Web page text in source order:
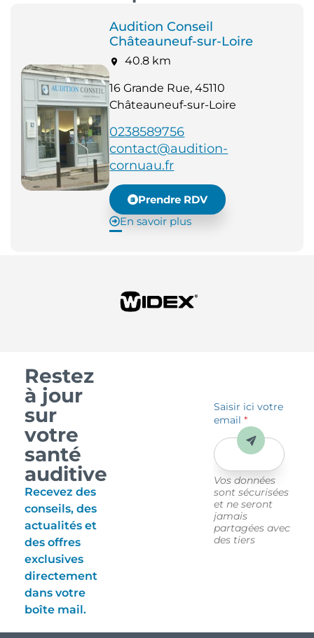
Audition Conseil
Châteauneuf-sur-Loire
40.8 km
16 Grande Rue, 45110
Châteauneuf-sur-Loire
0238589756
contact@audition-
cornuau.fr
Prendre RDV
En savoir plus
Restez
à jour
sur
votre
santé
auditive
Recevez des
conseils, des
actualités et
des offres
exclusives
directement
dans votre
boîte mail.
Saisir ici votre
email*
Vos données
sont sécurisées
et ne seront
jamais
partagées avec
des tiers
Envoyer